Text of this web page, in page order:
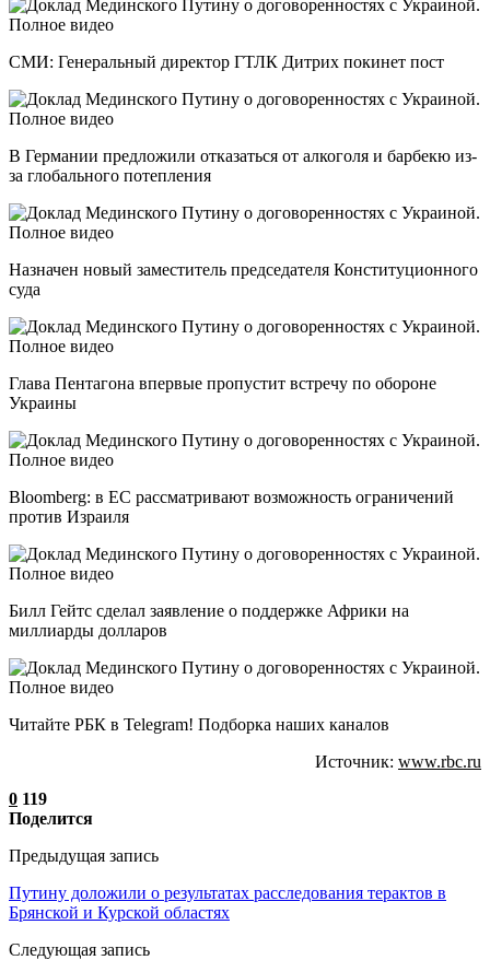
СМИ: Генеральный директор ГТЛК Дитрих покинет пост
В Германии предложили отказаться от алкоголя и барбекю из-
за глобального потепления
Назначен новый заместитель председателя Конституционного
суда
Глава Пентагона впервые пропустит встречу по обороне
Украины
Bloomberg: в ЕС рассматривают возможность ограничений
против Израиля
Билл Гейтс сделал заявление о поддержке Африки на
миллиарды долларов
Читайте РБК в Telegram! Подборка наших каналов
Источник: www.rbc.ru
0 119
Поделится
Предыдущая запись
Путину доложили о результатах расследования терактов в
Брянской и Курской областях
Следующая запись